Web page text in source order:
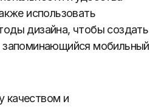
использовать
дизайна, чтобы создать
запоминающийся мобильный
качеством и